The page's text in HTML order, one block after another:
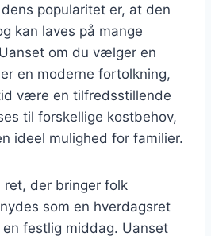
popularitet er, at den
kan laves på mange
om du vælger en
en moderne fortolkning,
være en tilfredsstillende
til forskellige kostbehov,
ideel mulighed for familier.
ret, der bringer folk
som en hverdagsret
festlig middag. Uanset